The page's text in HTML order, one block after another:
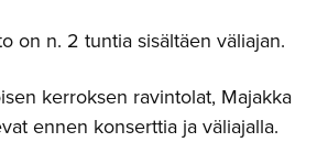
on n. 2 tuntia sisältäen väliajan.
kerroksen ravintolat, Majakka
ennen konserttia ja väliajalla.